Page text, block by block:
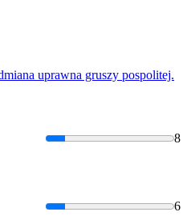
uprawna gruszy pospolitej.
8
6